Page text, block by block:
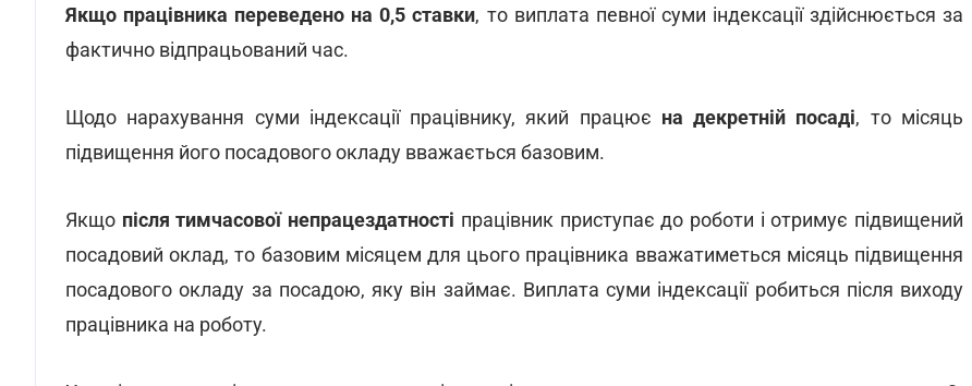
Якщо працівника переведено на 0,5 ставки, то виплата певної суми індексації здійснюється за
фактично відпрацьований час.
Щодо нарахування суми індексації працівнику, який працює на декретній посаді, то місяць
підвищення його посадового окладу вважається базовим.
Якщо після тимчасової непрацездатності працівник приступає до роботи і отримує підвищений
посадовий оклад, то базовим місяцем для цього працівника вважатиметься місяць підвищення
посадового окладу за посадою, яку він займає. Виплата суми індексації робиться після виходу
працівника на роботу.